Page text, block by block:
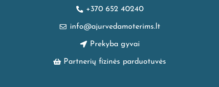
+370 652 40240
info@ajurvedamoterims.lt
Prekyba gyvai
Partnerių fizinės parduotuvės